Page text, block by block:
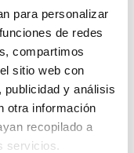
para personalizar
de redes
compartimos
sitio web con
y análisis
otra información
recopilado a
servicios.
ha
aviso con
BOPV de las
destinos